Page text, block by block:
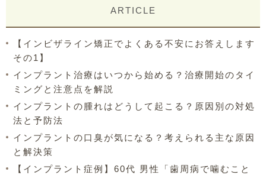
ARTICLE
【インビザライン矯正でよくある不安にお答えします
その1】
インプラント治療はいつから始める？治療開始のタイ
ミングと注意点を解説
インプラントの腫れはどうして起こる？原因別の対処
法と予防法
インプラントの口臭が気になる？考えられる主な原因
と解決策
【インプラント症例】60代 男性「歯周病で噛むこと